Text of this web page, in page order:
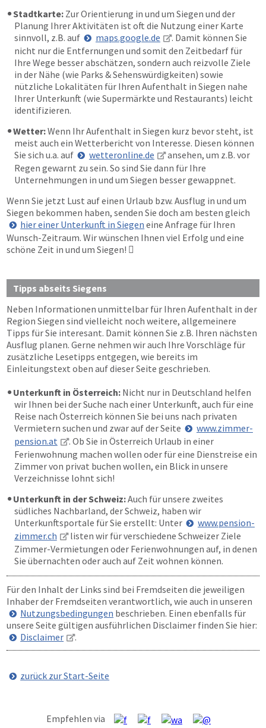
Stadtkarte: Zur Orientierung in und um Siegen und der
Planung Ihrer Aktivitäten ist oft die Nutzung einer Karte
sinnvoll, z.B. auf
maps.google.de
. Damit können Sie
nicht nur die Entfernungen und somit den Zeitbedarf für
Ihre Wege besser abschätzen, sondern auch reizvolle Ziele
in der Nähe (wie Parks & Sehenswürdigkeiten) sowie
nützliche Lokalitäten für Ihren Aufenthalt in Siegen nahe
Ihrer Unterkunft (wie Supermärkte und Restaurants) leicht
identifizieren.
Wetter:Wenn Ihr Aufenthalt in Siegen kurz bevor steht, ist
meist auch ein Wetterbericht von Interesse. Diesen können
Sie sich u.a. auf
wetteronline.de
ansehen, um z.B. vor
Regen gewarnt zu sein. So sind Sie dann für Ihre
Unternehmungen in und um Siegen besser gewappnet.
Wenn Sie jetzt Lust auf einen Urlaub bzw. Ausflug in und um
Siegen bekommen haben, senden Sie doch am besten gleich
hier einer Unterkunft in Siegen eine Anfrage für Ihren
Wunsch-Zeitraum. Wir wünschen Ihnen viel Erfolg und eine
schöne Zeit in und um Siegen! 
Tipps abseits Siegens
Neben Informationen unmittelbar für Ihren Aufenthalt in der
Region Siegen sind vielleicht noch weitere, allgemeinere
Tipps für Sie interesant. Damit können Sie z.B. Ihren nächsten
Ausflug planen. Gerne nehmen wir auch Ihre Vorschläge für
zusätzliche Lesetipps entgegen, wie bereits im
Einleitungstext oben auf dieser Seite geschrieben.
Unterkunft in Österreich: Nicht nur in Deutschland helfen
wir Ihnen bei der Suche nach einer Unterkunft, auch für eine
Reise nach Österreich können Sie bei uns nach privaten
Vermietern suchen und zwar auf der Seite
www.zimmer-
pension.at
. Ob Sie in Österreich Urlaub in einer
Ferienwohnung machen wollen oder für eine Dienstreise ein
Zimmer von privat buchen wollen, ein Blick in unsere
Verzeichnisse lohnt sich!
Unterkunft in der Schweiz:Auch für unsere zweites
südliches Nachbarland, der Schweiz, haben wir
Unterkunftsportale für Sie erstellt: Unter
www.pension-
zimmer.ch
listen wir für verschiedene Schweizer Ziele
Zimmer-Vermietungen oder Ferienwohnungen auf, in denen
Sie übernachten oder auch auf Zeit wohnen können.
Für den Inhalt der Links sind bei Fremdseiten die jeweiligen
Inhaber der Fremdseiten verantwortlich, wie auch in unseren
Nutzungsbedingungen beschrieben. Einen ebenfalls für
unsere Seite gültigen ausführlichen Disclaimer finden Sie hier:
Disclaimer
.
zurück zur Start-Seite
Empfehlen via